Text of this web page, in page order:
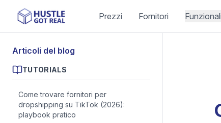
Prezzi Fornitori
Articoli del blog
TUTORIALS
Come trovare fornitori per
dropshipping su TikTok (2026):
playbook pratico